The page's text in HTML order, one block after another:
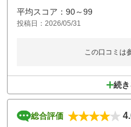
平均スコア：90～99
投稿日：2026/05/31
この口コミは
続
総合評価